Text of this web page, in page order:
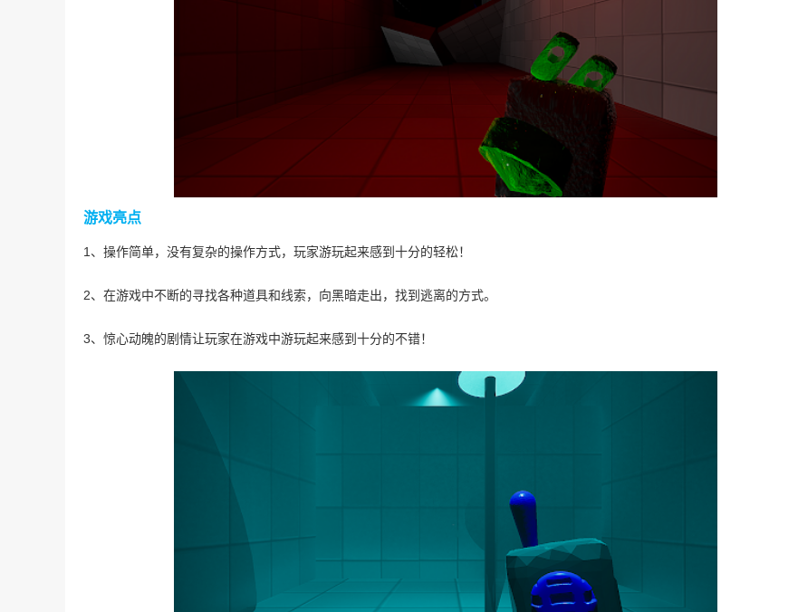
游戏亮点
1、操作简单，没有复杂的操作方式，玩家游玩起来感到十分的轻松！
2、在游戏中不断的寻找各种道具和线索，向黑暗走出，找到逃离的方式。
3、惊心动魄的剧情让玩家在游戏中游玩起来感到十分的不错！